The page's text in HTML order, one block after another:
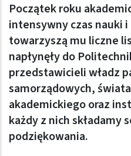
Początek roku
intensywny czas nauki i
towarzyszą mu liczne
napłynęły do
przedstawicieli władz
samorządowych,
akademickiego oraz
każdy z nich składamy
podziękowania.